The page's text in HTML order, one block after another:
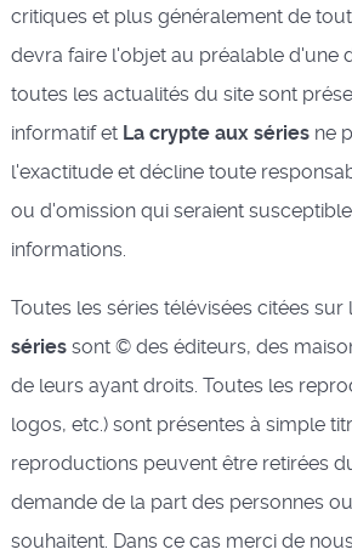
critiques et plus généralement de
devra faire l'objet au préalable d'une
toutes les actualités du site sont
informatif et La crypte aux sériesne
l'exactitude et décline toute
ou d'omission qui seraient
informations.
Toutes les séries télévisées citées sur
sériessont © des éditeurs, des
de leurs ayant droits. Toutes les
logos, etc.) sont présentes à simple
reproductions peuvent être retirées
demande de la part des personnes
souhaitent. Dans ce cas merci de